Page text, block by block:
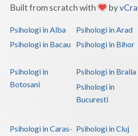
Built from scratch with by
Psihologi in Alba Psihologi in Arad
Psihologi in Bacau
Psihologi in Bihor
Psihologi in
Botosani
Psihologi in Braila
Psihologi in
Bucuresti
Psihologi in Caras- Psihologi in Cluj